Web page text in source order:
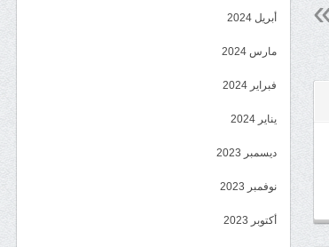
أبريل 2024
مارس 2024
فبراير 2024
يناير 2024
ديسمبر 2023
نوفمبر 2023
أكتوبر 2023